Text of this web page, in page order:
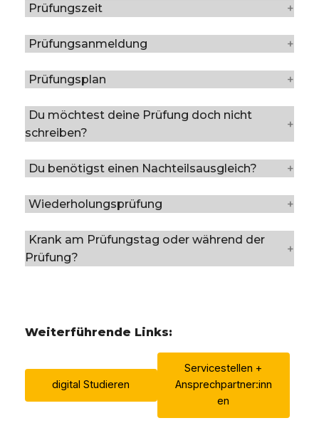
Prüfungszeit
Prüfungsanmeldung
Prüfungsplan
Du möchtest deine Prüfung doch nicht
schreiben?
Du benötigst einen Nachteilsausgleich?
Wiederholungsprüfung
Krank am Prüfungstag oder während der
Prüfung?
Weiterführende Links:
digital Studieren
Servicestellen +
Ansprechpartner:inn
en